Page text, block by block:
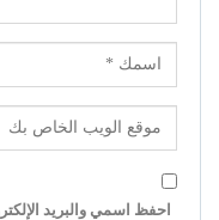
احفظ اسمي والبريد